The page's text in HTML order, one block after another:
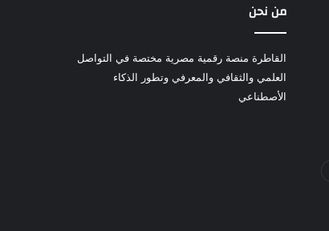
من نحن
القاطرة منصة رقمية مصرية مختصة في التواصل
العلمي والثقافي والمعرفي وتطور الذكاء
الأصطناعي